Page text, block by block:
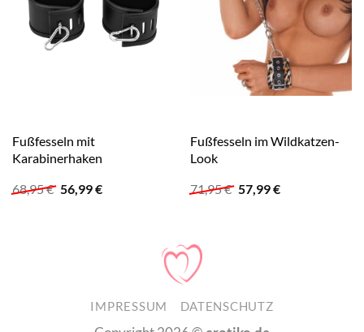
Fußfesseln mit
Karabinerhaken
68,95€ Ursprünglicher
Preis
56,99€Aktueller
Fußfesseln im Wildkatzen-
Look
71,95€ Ursprünglicher
Preis
57,99€Aktueller
IMPRESSUM DATENSCHUTZ